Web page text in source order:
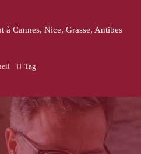
à Cannes, Nice, Grasse, Antibes
Tag